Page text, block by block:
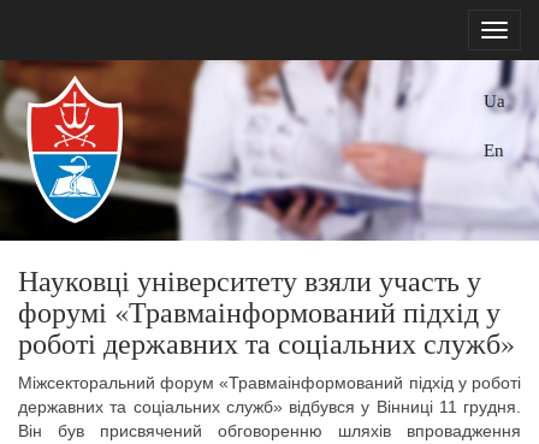
Ua
En
Науковці університету взяли участь у
форумі «Травмаінформований підхід у
роботі державних та соціальних служб»
Міжсекторальний форум «Травмаінформований підхід у роботі
державних та соціальних служб» відбувся у Вінниці 11 грудня.
Він був присвячений обговоренню шляхів впровадження